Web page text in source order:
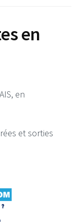
en
en
et sorties